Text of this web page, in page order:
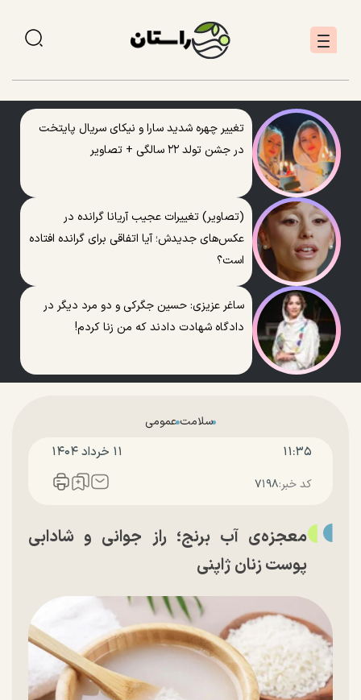
تغییر چهره شدید سارا و نیکای سریال پایتخت
در جشن تولد ۲۲ سالگی + تصاویر
(تصاویر) تغییرات عجیب آریانا گرانده در
عکس‌های جدیدش؛ آیا اتفاقی برای گرانده افتاده
است؟
ساغر عزیزی: حسین جگرکی و دو مرد دیگر در
دادگاه شهادت دادند که من زنا کردم!
سلامت عمومی
۱۱:۳۵ ۱۱ خرداد ۱۴۰۴
کد خبر:۷۱۹۸
معجزه‌‌ی آب برنج؛ راز جوانی و شادابی
پوست زنان ژاپنی